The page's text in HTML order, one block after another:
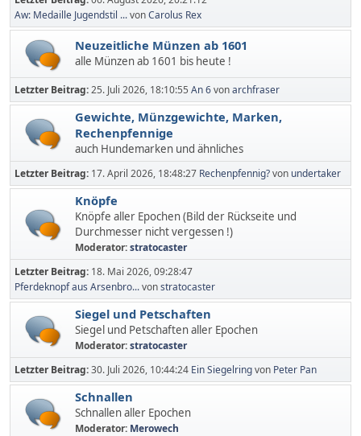
Aw: Medaille Jugendstil ...vonCarolus Rex
Neuzeitliche Münzen ab 1601
alle Münzen ab 1601 bis heute !
Letzter Beitrag:25. Juli 2026, 18:10:55 An 6vonarchfraser
Gewichte, Münzgewichte, Marken,
Rechenpfennige
auch Hundemarken und ähnliches
Letzter Beitrag: 17. April 2026, 18:48:27 Rechenpfennig?von undertaker
Knöpfe
Knöpfe aller Epochen (Bild der Rückseite und
Durchmesser nicht vergessen !)
Moderator:stratocaster
Letzter Beitrag: 18. Mai 2026, 09:28:47
Pferdeknopf aus Arsenbro...vonstratocaster
Siegel und Petschaften
Siegel und Petschaften aller Epochen
Moderator:stratocaster
Letzter Beitrag:30. Juli 2026, 10:44:24 Ein Siegelringvon Peter Pan
Schnallen
Schnallen aller Epochen
Moderator: Merowech